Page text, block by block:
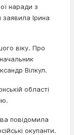
наради з
Ірина
віку. Про
Вілкул.
області
повідомила
окупанти.